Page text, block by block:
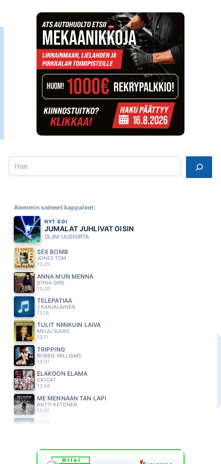
Search
Aiemmin soineet kappaleet:
NYT SOI
JUMALAT JUHLIVAT ÖISIN
OLAVI UUSIVIRTA
SEX BOMB
JONES TOM
13.25
ANNA MUN MENNA
STINA GIRS
13.20
TELEPATIAA
J KARJALAINEN
13.16
TULIT NIINKUIN LAIVA
MEIJU SUVAS
13.11
TRIPPING
ROBBIE WILLIAMS
13.07
ELÄKÖÖN ELÄMÄ
CATCAT
13.04
ME MENNÄÄN TÄN LÄPI
ANTTI KETONEN
13.01
HÄN
SUVI TERÄSNISKA